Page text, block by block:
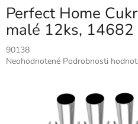
Perfect Home
malé 12ks, 14682
90138
Priemerné
Neohodnotené Podrobnosti